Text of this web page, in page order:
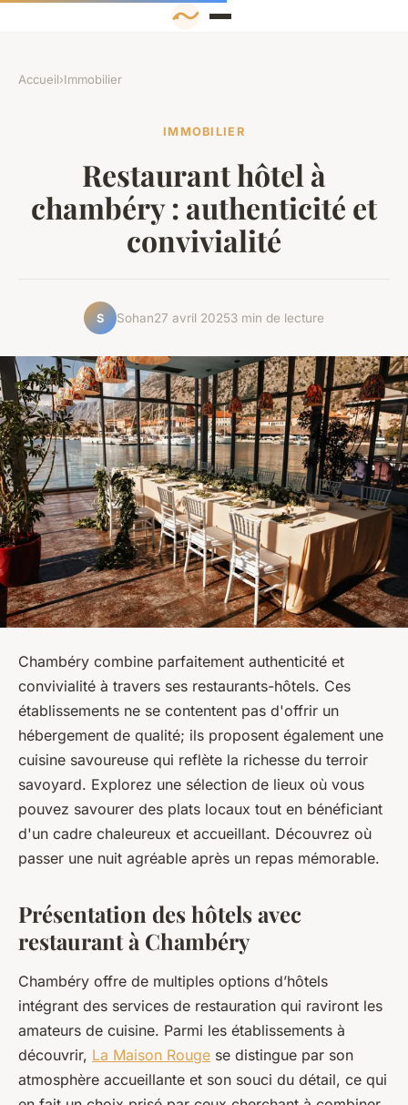
Accueil›Immobilier
IMMOBILIER
Restaurant hôtel à
chambéry : authenticité et
convivialité
S Sohan27 avril 20253 min de lecture
Chambéry combine parfaitement authenticité et
convivialité à travers ses restaurants-hôtels. Ces
établissements ne se contentent pas d'offrir un
hébergement de qualité; ils proposent également une
cuisine savoureuse qui reflète la richesse du terroir
savoyard. Explorez une sélection de lieux où vous
pouvez savourer des plats locaux tout en bénéficiant
d'un cadre chaleureux et accueillant. Découvrez où
passer une nuit agréable après un repas mémorable.
Présentation des hôtels avec
restaurant à Chambéry
Chambéry offre de multiples options d’hôtels
intégrant des services de restauration qui raviront les
amateurs de cuisine. Parmi les établissements à
découvrir, La Maison Rouge se distingue par son
atmosphère accueillante et son souci du détail, ce qui